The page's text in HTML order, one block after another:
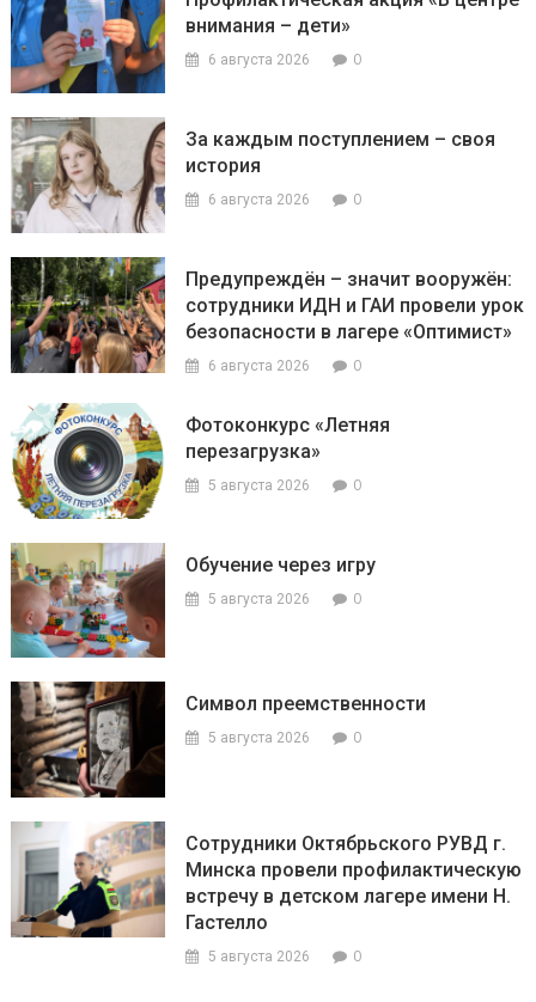
внимания – дети»
6 августа 2026 0
За каждым поступлением – своя
история
6 августа 2026 0
Предупреждён – значит вооружён:
сотрудники ИДН и ГАИ провели урок
безопасности в лагере «Оптимист»
6 августа 2026 0
Фотоконкурс «Летняя
перезагрузка»
5 августа 2026 0
Обучение через игру
5 августа 2026 0
Символ преемственности
5 августа 2026 0
Сотрудники Октябрьского РУВД г.
Минска провели профилактическую
встречу в детском лагере имени Н.
Гастелло
5 августа 2026 0